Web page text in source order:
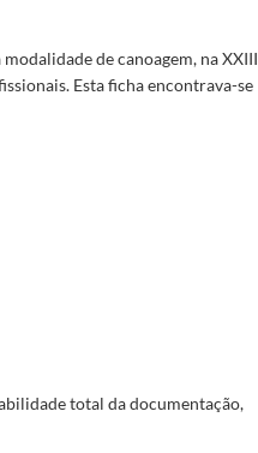
de canoagem, na XXIII
Esta ficha encontrava-se
total da documentação,